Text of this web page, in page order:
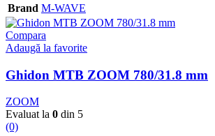
Brand M-WAVE
Compara
Adaugă la favorite
Ghidon MTB ZOOM 780/31.8 mm
ZOOM
Evaluat la 0 din 5
(0)